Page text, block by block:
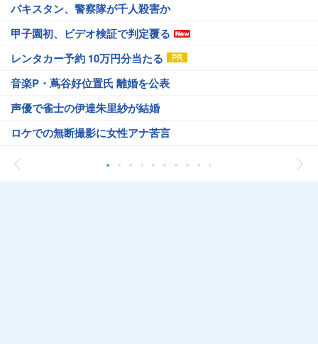
パキスタン、警察隊が千人殺害か
甲子園初、ビデオ検証で判定覆る
レンタカー予約 10万円分当たる
音楽P・蔦谷好位置氏 離婚を公表
声優で雀士の伊達朱里紗が結婚
ロケでの無断撮影に女性アナ苦言